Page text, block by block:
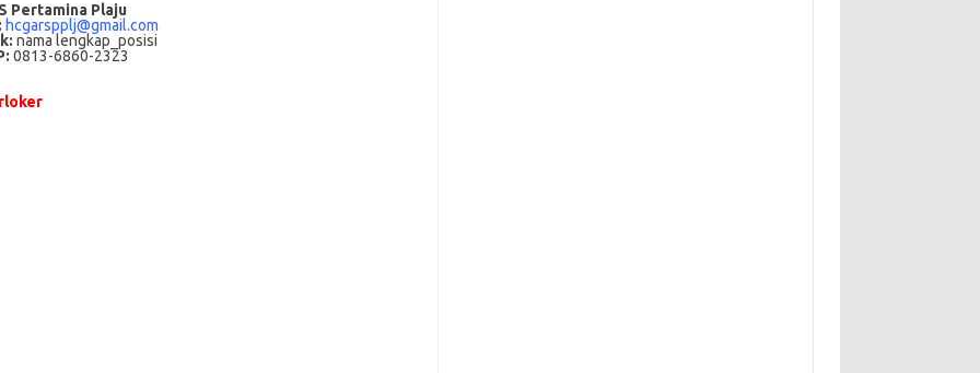
Pertamina Plaju
hcgarspplj@gmail.com
nama lengkap_posisi
0813-6860-2323